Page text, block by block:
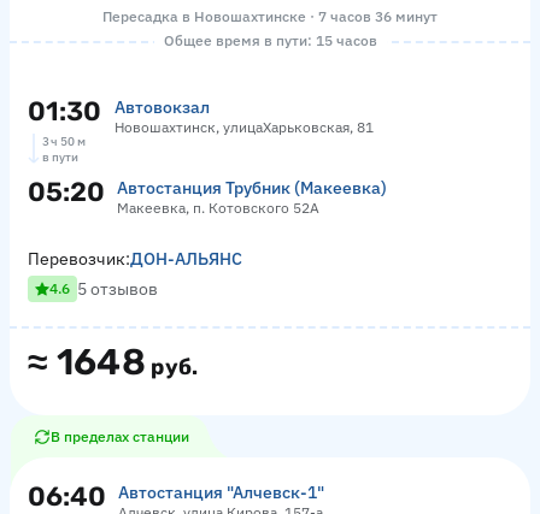
Пересадка в Новошахтинске · 7 часов 36 минут
Общее время в пути: 15 часов
01:30 Автовокзал
Новошахтинск, улицаХарьковская, 81
3 ч 50 м
в пути
05:20 Автостанция Трубник (Макеевка)
Макеевка, п. Котовского 52А
≈ 1648 руб.
Перевозчик:ДОН-АЛЬЯНС
4.6 5 отзывов
В пределах станции
06:40 Автостанция "Алчевск-1"